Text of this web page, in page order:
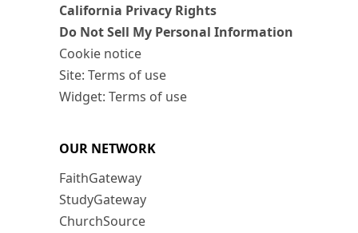
California Privacy Rights
Do Not Sell My Personal Information
Cookie notice
Site: Terms of use
Widget: Terms of use
OUR NETWORK
FaithGateway
StudyGateway
ChurchSource